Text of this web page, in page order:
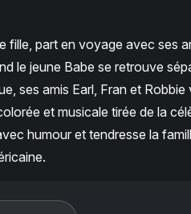
fille, part en voyage avec ses
le jeune Babe se retrouve
ses amis Earl, Fran et
et musicale tirée de la
humour et tendresse la